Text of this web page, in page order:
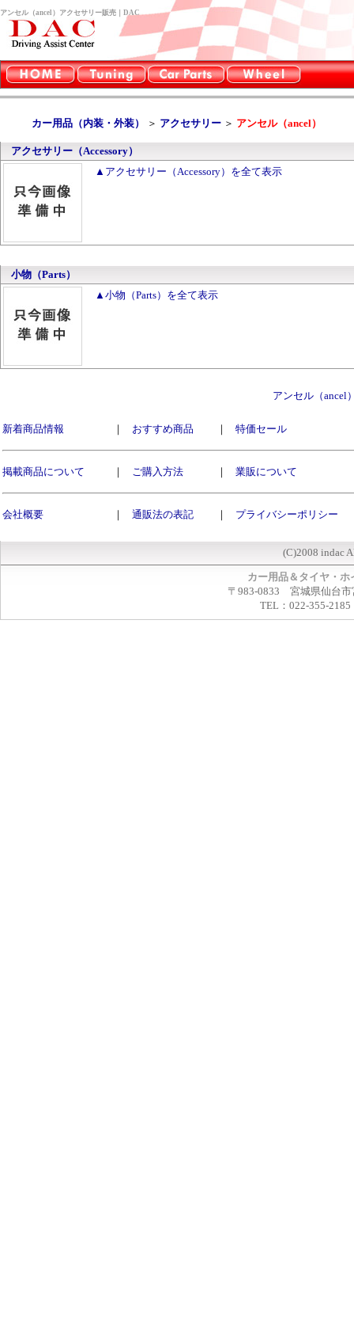
アンセル（ancel）アクセサリー販売｜DAC
カー用品（内装・外装） ＞ アクセサリー ＞ アンセル（ancel）
アクセサリー（Accessory）
▲アクセサリー（Accessory）を全て表示
小物（Parts）
▲小物（Parts）を全て表示
アンセル（ancel
新着商品情報 ｜ おすすめ商品 ｜ 特価セール
掲載商品について ｜ ご購入方法 ｜ 業販について
会社概要 ｜ 通販法の表記 ｜ プライバシーポリシー
(C)2008 indac
カー用品＆タイヤ・
〒983-0833 宮城県仙台市
TEL：022-355-